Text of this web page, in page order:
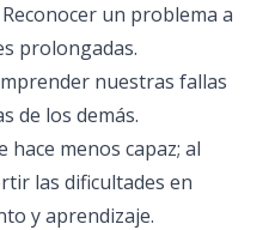
Reconocer un problema a
prolongadas.
nuestras fallas
de los demás.
menos capaz; al
las dificultades en
y aprendizaje.